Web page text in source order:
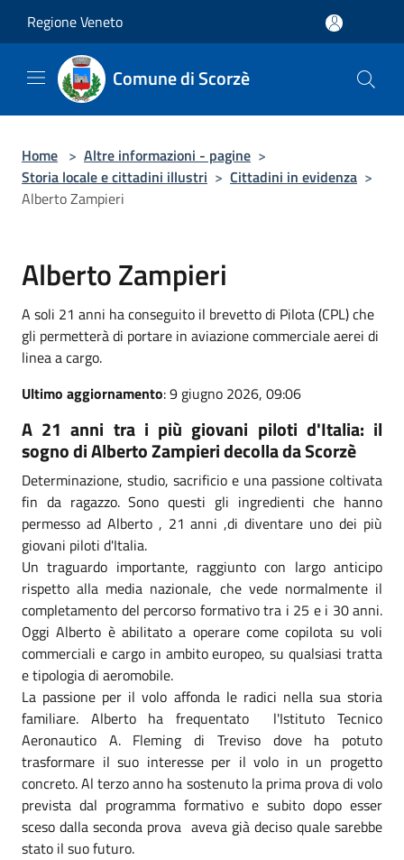
Regione Veneto
Comune di Scorzè
Home > Altre informazioni - pagine >
Storia locale e cittadini illustri > Cittadini in evidenza >
Alberto Zampieri
Alberto Zampieri
A soli 21 anni ha conseguito il brevetto di Pilota (CPL) che
gli permetterà di portare in aviazione commerciale aerei di
linea a cargo.
Ultimo aggiornamento: 9 giugno 2026, 09:06
A 21 anni tra i più giovani piloti d'Italia: il
sogno di Alberto Zampieri decolla da Scorzè
Determinazione, studio, sacrificio e una passione coltivata
fin da ragazzo. Sono questi gli ingredienti che hanno
permesso ad Alberto , 21 anni ,di diventare uno dei più
giovani piloti d'Italia.
Un traguardo importante, raggiunto con largo anticipo
rispetto alla media nazionale, che vede normalmente il
completamento del percorso formativo tra i 25 e i 30 anni.
Oggi Alberto è abilitato a operare come copilota su voli
commerciali e cargo in ambito europeo, su qualsiasi tratta
e tipologia di aeromobile.
La passione per il volo affonda le radici nella sua storia
familiare. Alberto ha frequentato l'Istituto Tecnico
Aeronautico A. Fleming di Treviso dove ha potuto
trasformare il suo interesse per il volo in un progetto
concreto. Al terzo anno ha sostenuto la prima prova di volo
prevista dal programma formativo e subito dopo esser
sceso dalla seconda prova aveva già deciso quale sarebbe
stato il suo futuro.